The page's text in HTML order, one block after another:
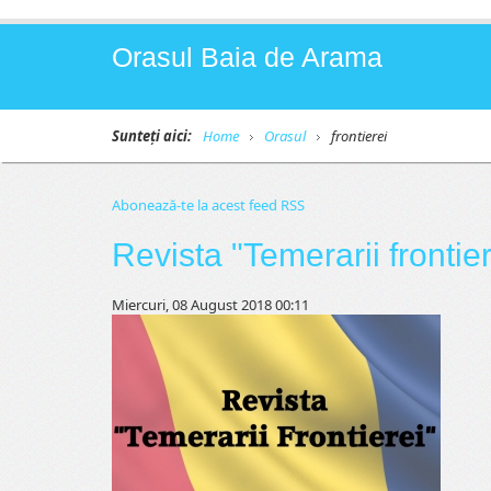
Orasul Baia de Arama
Sunteți aici: Home Orasul frontierei
Abonează-te la acest feed RSS
Revista "Temerarii
Miercuri, 08 August 2018 00:11